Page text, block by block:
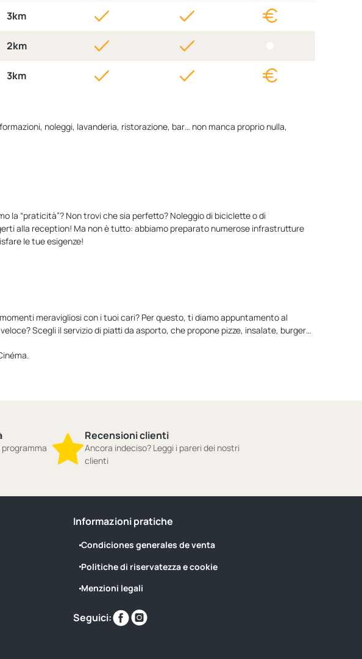
3km
2km
3km
noleggi, lavanderia, ristorazione, bar… non manca proprio nulla,
la “praticità”? Non trovi che sia perfetto? Noleggio di biciclette o di
alla reception! Ma non è tutto: abbiamo preparato numerose infrastrutture
le tue esigenze!
meravigliosi con i tuoi cari? Per questo, ti diamo appuntamento al
Scegli il servizio di piatti da asporto, che propone pizze, insalate, burger…
Recensioni clienti
Ancora indeciso? Leggi i pareri dei nostri
clienti
Informazioni pratiche
Condiciones generales de venta
Politiche di riservatezza e cookie
Menzioni legali
Seguici:
Trovaci
su